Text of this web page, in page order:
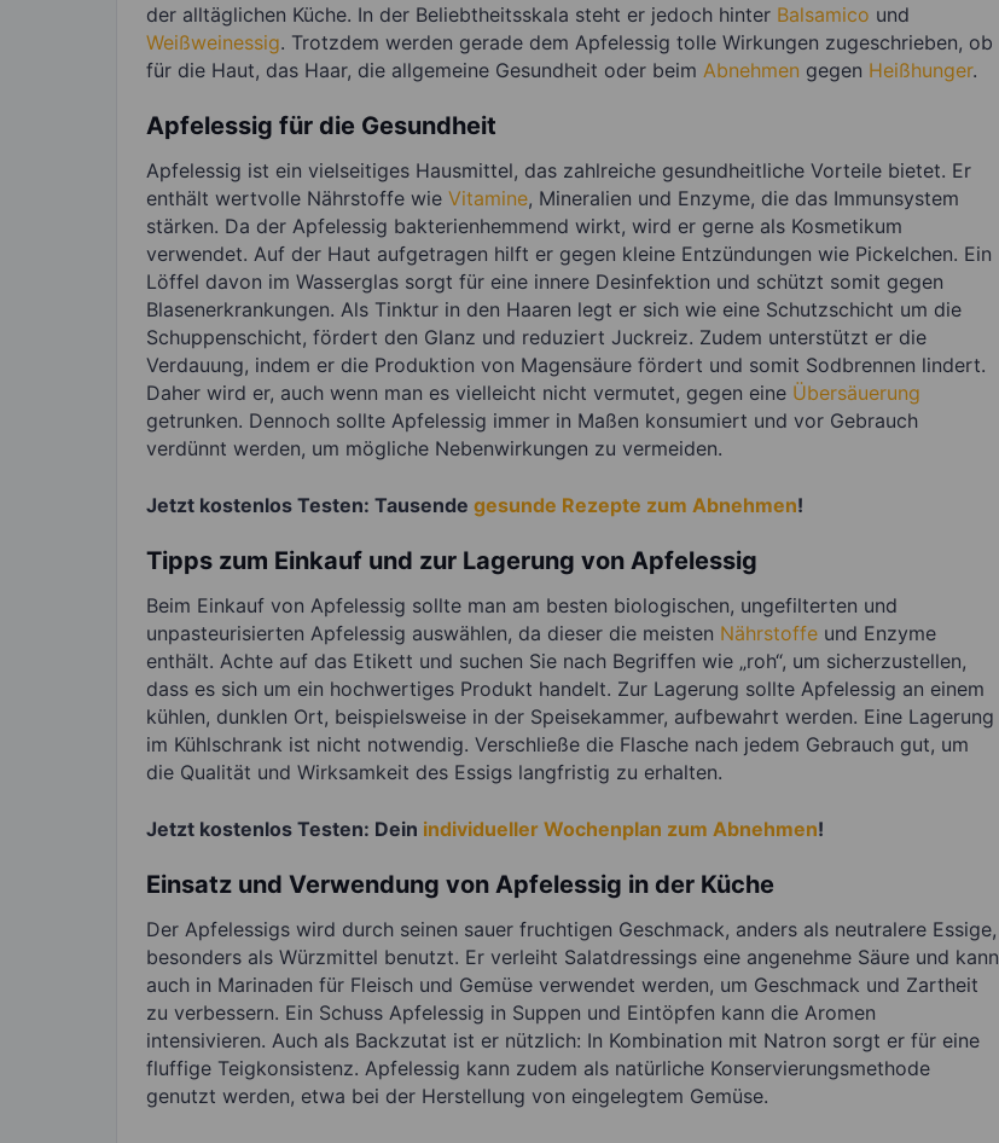
der alltäglichen Küche. In der Beliebtheitsskala steht er jedoch hinter Balsamico und
Weißweinessig. Trotzdem werden gerade dem Apfelessig tolle Wirkungen zugeschrieben, ob
für die Haut, das Haar, die allgemeine Gesundheit oder beim Abnehmen gegen Heißhunger.
Apfelessig für die Gesundheit
Apfelessig ist ein vielseitiges Hausmittel, das zahlreiche gesundheitliche Vorteile bietet. Er
enthält wertvolle Nährstoffe wie Vitamine, Mineralien und Enzyme, die das Immunsystem
stärken. Da der Apfelessig bakterienhemmend wirkt, wird er gerne als Kosmetikum
verwendet. Auf der Haut aufgetragen hilft er gegen kleine Entzündungen wie Pickelchen. Ein
Löffel davon im Wasserglas sorgt für eine innere Desinfektion und schützt somit gegen
Blasenerkrankungen. Als Tinktur in den Haaren legt er sich wie eine Schutzschicht um die
Schuppenschicht, fördert den Glanz und reduziert Juckreiz. Zudem unterstützt er die
Verdauung, indem er die Produktion von Magensäure fördert und somit Sodbrennen lindert.
Daher wird er, auch wenn man es vielleicht nicht vermutet, gegen eine Übersäuerung
getrunken. Dennoch sollte Apfelessig immer in Maßen konsumiert und vor Gebrauch
verdünnt werden, um mögliche Nebenwirkungen zu vermeiden.
Jetzt kostenlos Testen: Tausende gesunde Rezepte zum Abnehmen!
Tipps zum Einkauf und zur Lagerung von Apfelessig
Beim Einkauf von Apfelessig sollte man am besten biologischen, ungefilterten und
unpasteurisierten Apfelessig auswählen, da dieser die meisten Nährstoffe und Enzyme
enthält. Achte auf das Etikett und suchen Sie nach Begriffen wie „roh“, um sicherzustellen,
dass es sich um ein hochwertiges Produkt handelt. Zur Lagerung sollte Apfelessig an einem
kühlen, dunklen Ort, beispielsweise in der Speisekammer, aufbewahrt werden. Eine Lagerung
im Kühlschrank ist nicht notwendig. Verschließe die Flasche nach jedem Gebrauch gut, um
die Qualität und Wirksamkeit des Essigs langfristig zu erhalten.
Jetzt kostenlos Testen: Dein individueller Wochenplan zum Abnehmen!
Einsatz und Verwendung von Apfelessig in der Küche
Der Apfelessigs wird durch seinen sauer fruchtigen Geschmack, anders als neutralere Essige,
besonders als Würzmittel benutzt. Er verleiht Salatdressings eine angenehme Säure und kann
auch in Marinaden für Fleisch und Gemüse verwendet werden, um Geschmack und Zartheit
zu verbessern. Ein Schuss Apfelessig in Suppen und Eintöpfen kann die Aromen
intensivieren. Auch als Backzutat ist er nützlich: In Kombination mit Natron sorgt er für eine
fluffige Teigkonsistenz. Apfelessig kann zudem als natürliche Konservierungsmethode
genutzt werden, etwa bei der Herstellung von eingelegtem Gemüse.